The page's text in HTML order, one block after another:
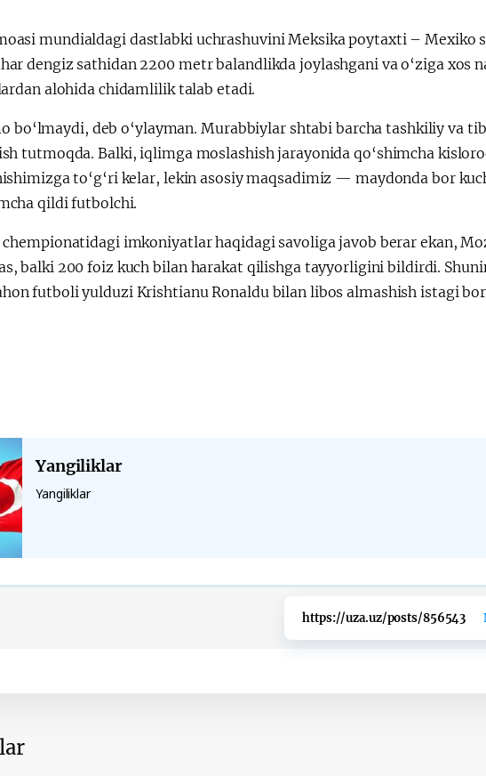
mundialdagi dastlabki uchrashuvini Meksika poytaxti – Mexiko
dengiz sathidan 2200 metr balandlikda joylashgani va o‘ziga xos
alohida chidamlilik talab etadi.
bo‘lmaydi, deb o‘ylayman. Murabbiylar shtabi barcha tashkiliy va
tutmoqda. Balki, iqlimga moslashish jarayonida qo‘shimcha
to‘g‘ri kelar, lekin asosiy maqsadimiz — maydonda bor
qildi futbolchi.
imkoniyatlar haqidagi savoliga javob berar ekan,
balki 200 foiz kuch bilan harakat qilishga tayyorligini bildirdi.
futboli yulduzi Krishtianu Ronaldu bilan libos almashish istagi
Yangiliklar
Yangiliklar
https://uza.uz/posts/856543